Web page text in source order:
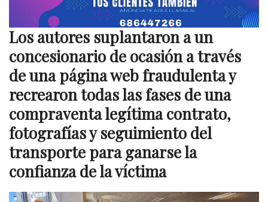
Los autores suplantaron a un
concesionario de ocasión a través
de una página web fraudulenta y
recrearon todas las fases de una
compraventa legítima contrato,
fotografías y seguimiento del
transporte para ganarse la
confianza de la víctima